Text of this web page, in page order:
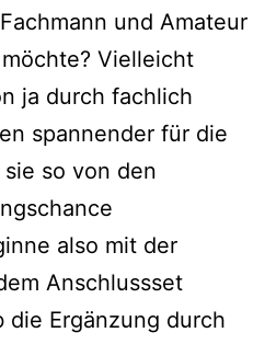
und Amateur
Vielleicht
ja durch fachlich
spannender für die
so von den
also mit der
Anschlussset
Ergänzung durch